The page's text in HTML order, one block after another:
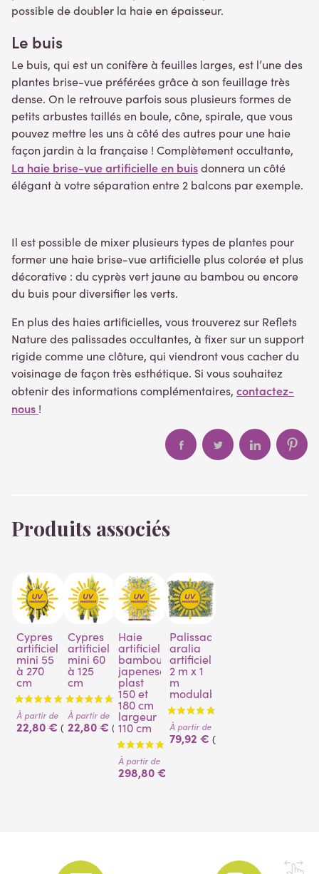
possible de doubler la haie en épaisseur.
Le buis
Le buis, qui est un conifère à feuilles larges, est l’une des
plantes brise-vue préférées grâce à son feuillage très
dense. On le retrouve parfois sous plusieurs formes de
petits arbustes taillés en boule, cône, spirale, que vous
pouvez mettre les uns à côté des autres pour une haie
façon jardin à la française ! Complètement occultante,
La haie brise-vue artificielle en buisdonnera un côté
élégant à votre séparation entre 2 balcons par exemple.
Il est possible de mixer plusieurs types de plantes pour
former une haie brise-vue artificielle plus colorée et plus
décorative : du cyprès vert jaune au bambou ou encore
du buis pour diversifier les verts.
En plus des haies artificielles, vous trouverez sur Reflets
Nature des palissades occultantes, à fixer sur un support
rigide comme une clôture, qui viendront vous cacher du
voisinage de façon très esthétique. Si vous souhaitez
obtenir des informations complémentaires, contactez-
nous !
Produits associés
Cypres
artificiel
mini 55
à 270
cm
À partir de
22,80 € (TTC)
Cypres
artificiel
mini 60
à 125
cm
À partir de
22,80 € (TTC)
Haie
artificielle
bambou
japenese
plast
150 et
180 cm
largeur
110 cm
À partir de
298,80 €
Palissade
aralia
artificielle
2 m x 1
m
modulable
À partir de
79,92 € (TTC)